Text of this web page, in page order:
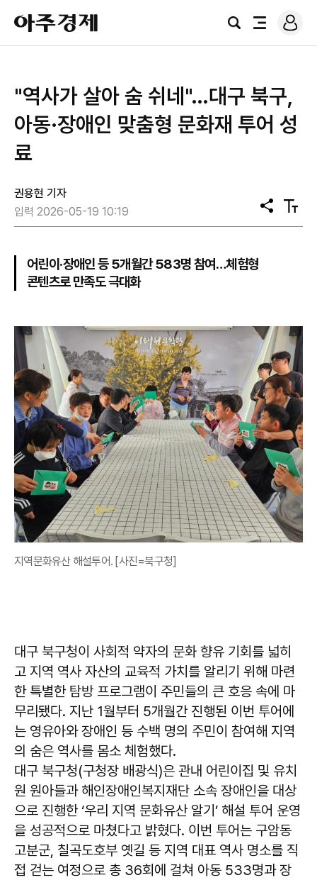
아
주
경
검
전
로
그
"역사가 살아 숨 쉬네"…대구 북구,
아동·장애인 맞춤형 문화재 투어 성
료
권용현 기자
입력 2026-05-19 10:19
공
유
텍
스
어린이·장애인 등 5개월간 583명 참여…체험형
콘텐츠로 만족도 극대화
지역문화유산 해설투어. [사진=북구청]
대구 북구청이 사회적 약자의 문화 향유 기회를 넓히
고 지역 역사 자산의 교육적 가치를 알리기 위해 마련
한 특별한 탐방 프로그램이 주민들의 큰 호응 속에 마
무리됐다. 지난 1월부터 5개월간 진행된 이번 투어에
는 영유아와 장애인 등 수백 명의 주민이 참여해 지역
의 숨은 역사를 몸소 체험했다.
대구 북구청(구청장 배광식)은 관내 어린이집 및 유치
원 원아들과 해인장애인복지재단 소속 장애인을 대상
으로 진행한 ‘우리 지역 문화유산 알기’ 해설 투어 운영
을 성공적으로 마쳤다고 밝혔다. 이번 투어는 구암동
고분군, 칠곡도호부 옛길 등 지역 대표 역사 명소를 직
접 걷는 여정으로 총 36회에 걸쳐 아동 533명과 장